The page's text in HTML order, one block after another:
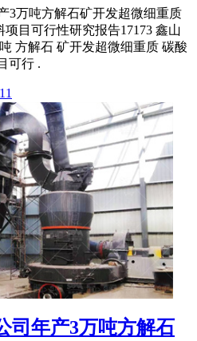
3万吨方解石矿开发超微细重质
目可行性研究报告17173 鑫山
方解石 矿开发超微细重质 碳酸
可行 .
司年产3万吨方解石